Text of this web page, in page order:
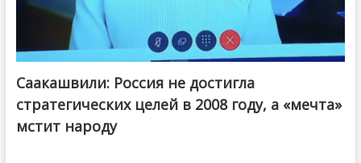
Саакашвили: Россия не достигла
стратегических целей в 2008 году, а «мечта»
мстит народу